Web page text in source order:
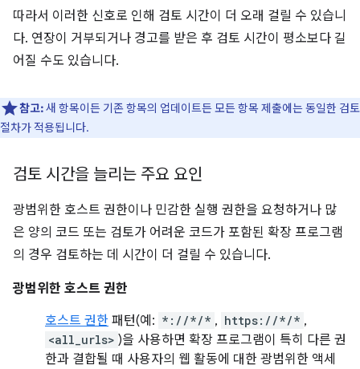
따라서 이러한 신호로 인해 검토 시간이 더 오래 걸릴 수 있습니
다. 연장이 거부되거나 경고를 받은 후 검토 시간이 평소보다 길
어질 수도 있습니다.
참고:새 항목이든 기존 항목의 업데이트든 모든 항목 제출에는 동일한 검토
절차가 적용됩니다.
검토 시간을 늘리는 주요 요인
광범위한 호스트 권한이나 민감한 실행 권한을 요청하거나 많
은 양의 코드 또는 검토가 어려운 코드가 포함된 확장 프로그램
의 경우 검토하는 데 시간이 더 걸릴 수 있습니다.
광범위한 호스트 권한
호스트 권한 패턴(예: *://*/* , https://*/* ,
<all_urls> )을 사용하면 확장 프로그램이 특히 다른 권
한과 결합될 때 사용자의 웹 활동에 대한 광범위한 액세